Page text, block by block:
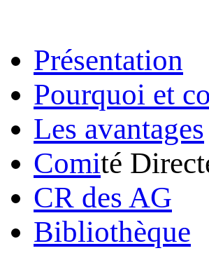
Présentation
Pourquoi et
Les avantages
Comité
CR des AG
Bibliothèque